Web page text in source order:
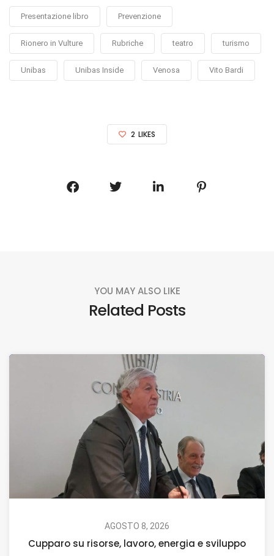
Presentazione libro Prevenzione
Rionero in Vulture Rubriche teatro turismo
Unibas Unibas Inside Venosa Vito Bardi
2 LIKES
YOU MAY ALSO LIKE
Related Posts
AGOSTO 8, 2026
Cupparo su risorse, lavoro, energia e sviluppo